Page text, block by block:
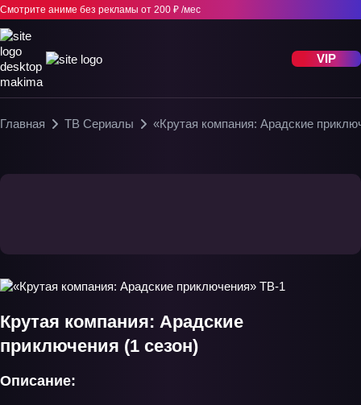
Смотрите аниме без рекламы от 200 ₽ /мес
VIP
Главная ТВ Сериалы «Крутая компания: Арадские
Крутая компания: Арадские
приключения (1 сезон)
Описание: